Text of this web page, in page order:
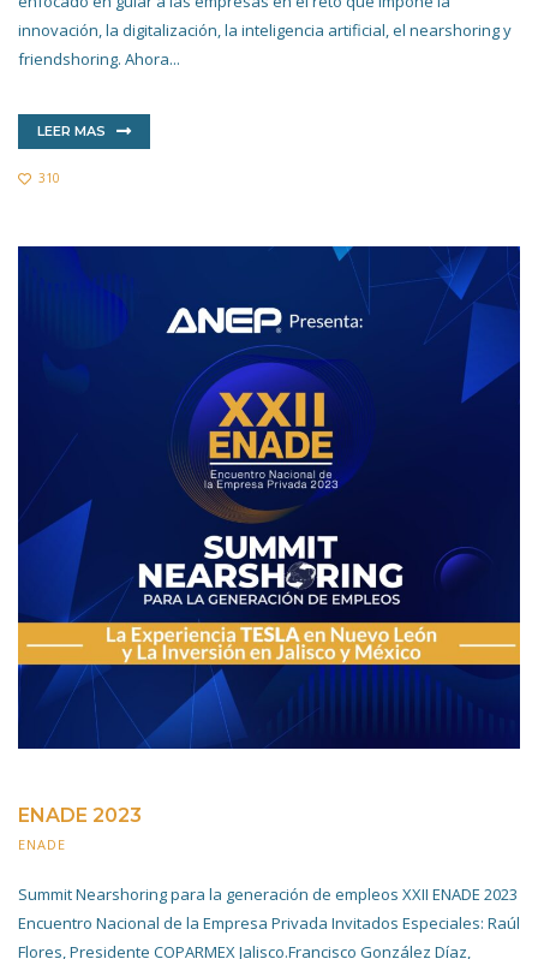
innovación, la digitalización, la inteligencia artificial, el nearshoring y
friendshoring. Ahora...
LEER MAS
310
ENADE 2023
ENADE
Summit Nearshoring para la generación de empleos XXII ENADE 2023
Encuentro Nacional de la Empresa Privada Invitados Especiales: Raúl
Flores, Presidente COPARMEX Jalisco.Francisco González Díaz,